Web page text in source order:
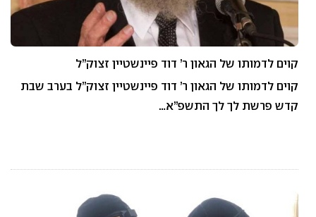
קוים לדמותו של הגאון ר’ דוד פיינשטיין זצוק”ל
קוים לדמותו של הגאון ר’ דוד פיינשטיין זצוק”ל בערב שבת
קדש פרשת לך לך התשפ”א…